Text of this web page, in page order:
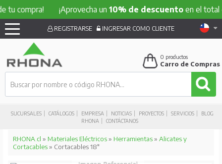
¡Aprovecha un10% de descuentoen el total de tu
SUCURSALES CATÁLOGOS EMPRESA NOTICIAS PROYECTOS SERVICIOS
BLOG
RHONA
CONTÁCTANOS
REGISTRARSE INGRESAR COMO CLIENTE
0 productos
Carro de Compras
RHONA.cl » Materiales Eléctricos» Herramientas» Alicates y
Cortacables» Cortacables 18"